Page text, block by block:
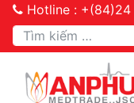
Hotline :
Tìm kiếm